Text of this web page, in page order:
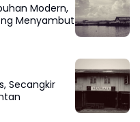
Modern,
Menyambut
Secangkir